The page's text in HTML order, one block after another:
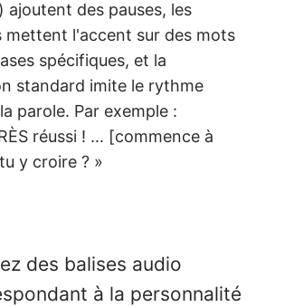
ajoutent des pauses, les
mettent l'accent sur des mots
spécifiques, et la
standard imite le rythme
parole. Par exemple :
réussi ! ... [commence à
y croire ? »
des balises audio
à la personnalité